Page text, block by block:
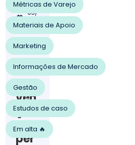
21/
03/
202
da
s
563
Pre
ven
ção
de
per
Métricas de Varejo
Materiais de Apoio
Marketing
Informações de Mercado
Gestão
Estudos de caso
Em alta 🔥